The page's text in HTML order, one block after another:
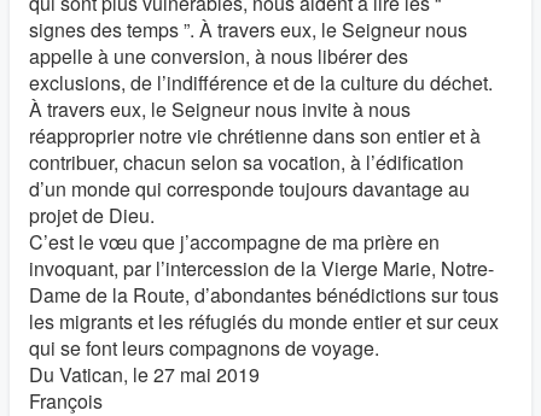
signes des temps ”. À travers eux, le Seigneur nous
appelle à une conversion, à nous libérer des
exclusions, de l’indifférence et de la culture du déchet.
À travers eux, le Seigneur nous invite à nous
réapproprier notre vie chrétienne dans son entier et à
contribuer, chacun selon sa vocation, à l’édification
d’un monde qui corresponde toujours davantage au
projet de Dieu.
C’est le vœu que j’accompagne de ma prière en
invoquant, par l’intercession de la Vierge Marie, Notre-
Dame de la Route, d’abondantes bénédictions sur tous
les migrants et les réfugiés du monde entier et sur ceux
qui se font leurs compagnons de voyage.
Du Vatican, le 27 mai 2019
François